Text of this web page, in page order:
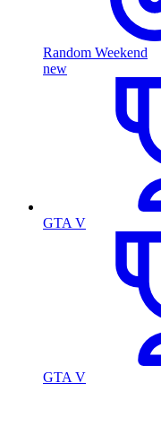
Random Weekend
new
GTA V
GTA V